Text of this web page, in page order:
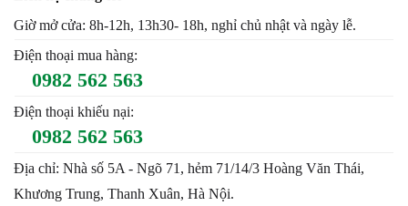
Giờ mở cửa: 8h-12h, 13h30- 18h, nghỉ chủ nhật và ngày lễ.
Điện thoại mua hàng:
0982 562 563
Điện thoại khiếu nại:
0982 562 563
Địa chỉ: Nhà số 5A - Ngõ 71, hẻm 71/14/3 Hoàng Văn Thái,
Khương Trung, Thanh Xuân, Hà Nội.